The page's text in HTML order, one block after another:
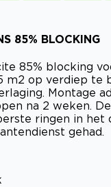
85% BLOCKING
85% blocking
m2 op verdiep te
Montage
na 2 weken.
ringen in het
gehad.